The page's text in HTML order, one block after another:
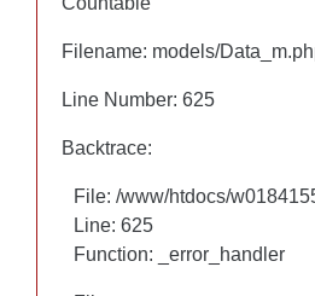
Filename: models/
Line Number: 625
Backtrace:
File: /www/htdocs/
Line: 625
Function: _error_handler
Filename: models/
Line Number: 625
Backtrace:
File: /www/htdocs/
Line: 625
Function: _error_handler